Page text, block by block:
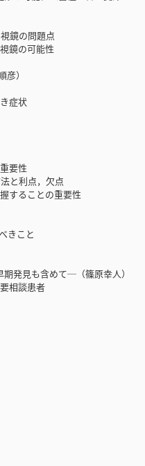
鏡の問題点
鏡の可能性
）
症状
要性
と利点，欠点
することの重要性
きこと
発見も含めて─（篠原幸人）
相談患者